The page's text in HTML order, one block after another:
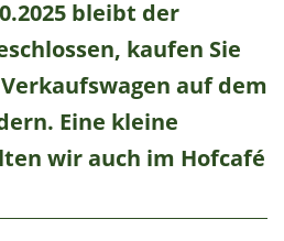
bleibt der
kaufen Sie
auf dem
Eine kleine
wir auch im Hofcafé